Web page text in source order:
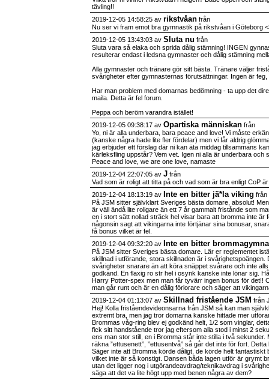
tävling!!
2019-12-05 14:58:25 av rikstvåan från
Nu ser vi fram emot bra gymnastik på rikstvåan i Göteborg
2019-12-05 13:43:03 av Sluta nu från
Sluta vara så elaka och sprida dålig stämning! INGEN
resulterar endast i ledsna gymnaster och dålig stämning
Alla gymnaster och tränare gör sitt bästa. Tränare väljer
svårigheter efter gymnasternas förutsättningar. Ingen är
Har man problem med domarnas bedömning - ta upp det
maila. Detta är fel forum.
Peppa och beröm varandra istället!
2019-12-05 09:38:17 av Opartiska människan från
Yo, ni är alla underbara, bara peace and love! Vi måste
(kanske några hade lite fler fördelar) men vi får aldrig
jag erbjuder ett förslag där ni kan äta middag tillsammans
kärleksfling uppstår? Vem vet. Igen ni alla är underbara och
Peace and love, we are one love, namaste
2019-12-04 22:07:05 av J från
Vad som är roligt att titta på och vad som är bra enligt CoP
2019-12-04 18:13:19 av Inte en bitter jä*la viking från
På JSM sitter självklart Sveriges bästa domare, absolut!
är väll ändå lite roligare än ett 7 år gammalt fristånde som
en i stort sätt nollad sträck hel visar bara att bromma inte är
någonsin sagt att vikingarna inte förtjänar sina bonusar,
få bonus vilket är fel.
2019-12-04 09:32:20 av Inte en bitter
På JSM sitter Sveriges bästa domare. Lär er reglementet
skillnad i utförande, stora skillnaden är i svårighetspoängen.
svårigheter snarare än att köra snäppet svårare och inte
godkänd. En flaxig ro str hel i osynk kanske inte lönar sig.
Harry Potter-spex men man får tyvärr ingen bonus för det!!
man går runt och är en dålig förlorare och säger att
2019-12-04 01:13:07 av Skillnad fristående JSM från
Hej! Kolla friståendevideonsarna från JSM så kan man
extremt bra, men jag tror domarna kanske hittade mer
Brommas våg-ring blev ej godkänd helt, 1/2 som vinglar,
fick sitt handstående tror jag eftersom alla stod i minst 2
ens man stor still, en i Bromma står inte stilla i två
räkna ”ettusenett”, ”ettusentvå” så går det inte för fort.
Säger inte att Bromma körde dåligt, de körde helt fantastiskt
vilket inte är så konstigt. Dansen båda lagen utför är grymt
utan det ligger nog i utgörandeavdrag/teknikavdrag i
säga att det va lite högt upp med benen några av dem?